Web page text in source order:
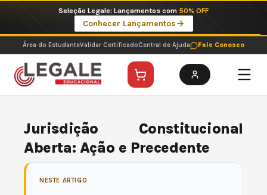
o
conteúdo
Imperdíveis no Pix: Pós Selecionadas a 199 reais no pix em parcela única
Ver ofertas
Área do EstudanteValidar CertificadoCentral de Ajuda Fale Conosco
Jurisdição Constitucional
Aberta: Ação e Precedente
NESTE ARTIGO